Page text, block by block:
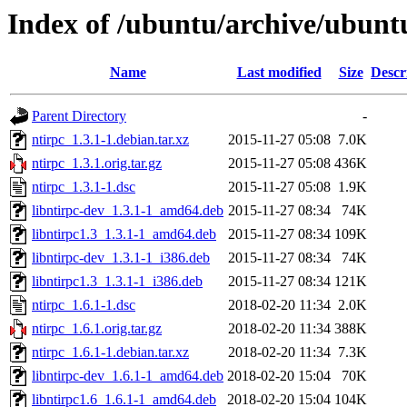
Index of /ubuntu/archive/
Name Last modified Size
Parent Directory
-
ntirpc_1.3.1-1.debian.tar.xz
2015-11-27 05:08 7.0K
ntirpc_1.3.1.orig.tar.gz
2015-11-27 05:08 436K
ntirpc_1.3.1-1.dsc
2015-11-27 05:08 1.9K
libntirpc-dev_1.3.1-1_amd64.deb 2015-11-27 08:34
74K
libntirpc1.3_1.3.1-1_amd64.deb
2015-11-27 08:34 109K
libntirpc-dev_1.3.1-1_i386.deb
2015-11-27 08:34
74K
libntirpc1.3_1.3.1-1_i386.deb
2015-11-27 08:34 121K
ntirpc_1.6.1-1.dsc
2018-02-20 11:34 2.0K
ntirpc_1.6.1.orig.tar.gz
2018-02-20 11:34 388K
ntirpc_1.6.1-1.debian.tar.xz
2018-02-20 11:34 7.3K
libntirpc-dev_1.6.1-1_amd64.deb 2018-02-20 15:04
70K
libntirpc1.6_1.6.1-1_amd64.deb
2018-02-20 15:04 104K